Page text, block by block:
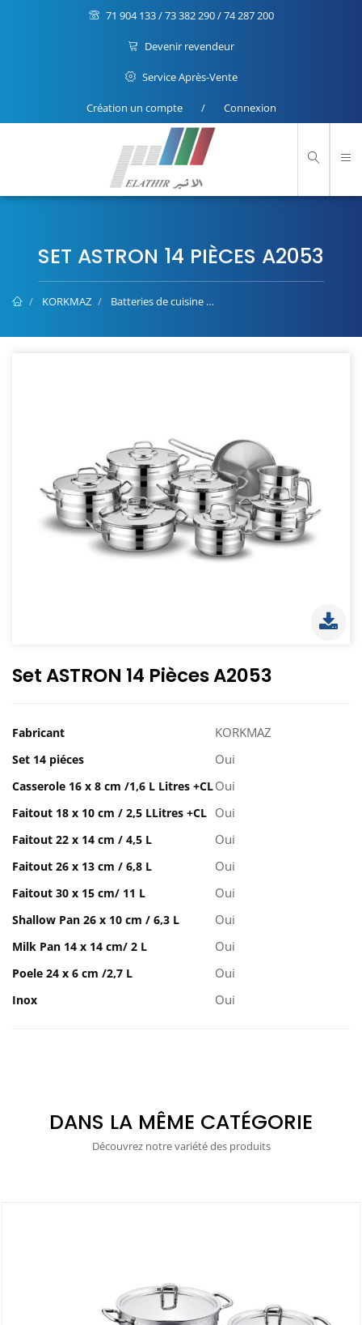
71 904 133 / 73 382 290 / 74 287 200
Devenir revendeur
Service Après-Vente
Création un compte / Connexion
SET ASTRON 14 PIÈCES A2053
KORKMAZ Batteries de cuisine
Set ASTRON 14 Pièces A2053
Fabricant KORKMAZ
Set 14 piéces Oui
Casserole 16 x 8 cm /1,6 L Litres +CL Oui
Faitout 18 x 10 cm / 2,5 LLitres +CL Oui
Faitout 22 x 14 cm / 4,5 L Oui
Faitout 26 x 13 cm / 6,8 L Oui
Faitout 30 x 15 cm/ 11 L Oui
Shallow Pan 26 x 10 cm / 6,3 L Oui
Milk Pan 14 x 14 cm/ 2 L Oui
Poele 24 x 6 cm /2,7 L Oui
Inox Oui
DANS LA MÊME CATÉGORIE
Découvrez notre variété des produits